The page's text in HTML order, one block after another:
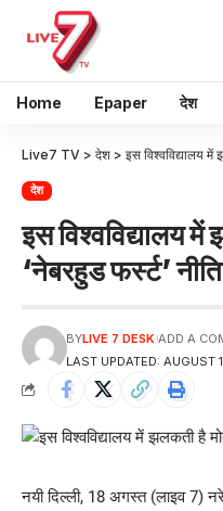
Home Epaper देश
Live7 TV > देश > इस विश्वविद्यालय में
देश
इस विश्वविद्यालय में
‘नेबरहुड फर्स्ट’
LAST UPDATED: AUGUST
BYLIVE 7 DESK ADD A
नयी दिल्ली, 18 अगस्त (लाइव 7)